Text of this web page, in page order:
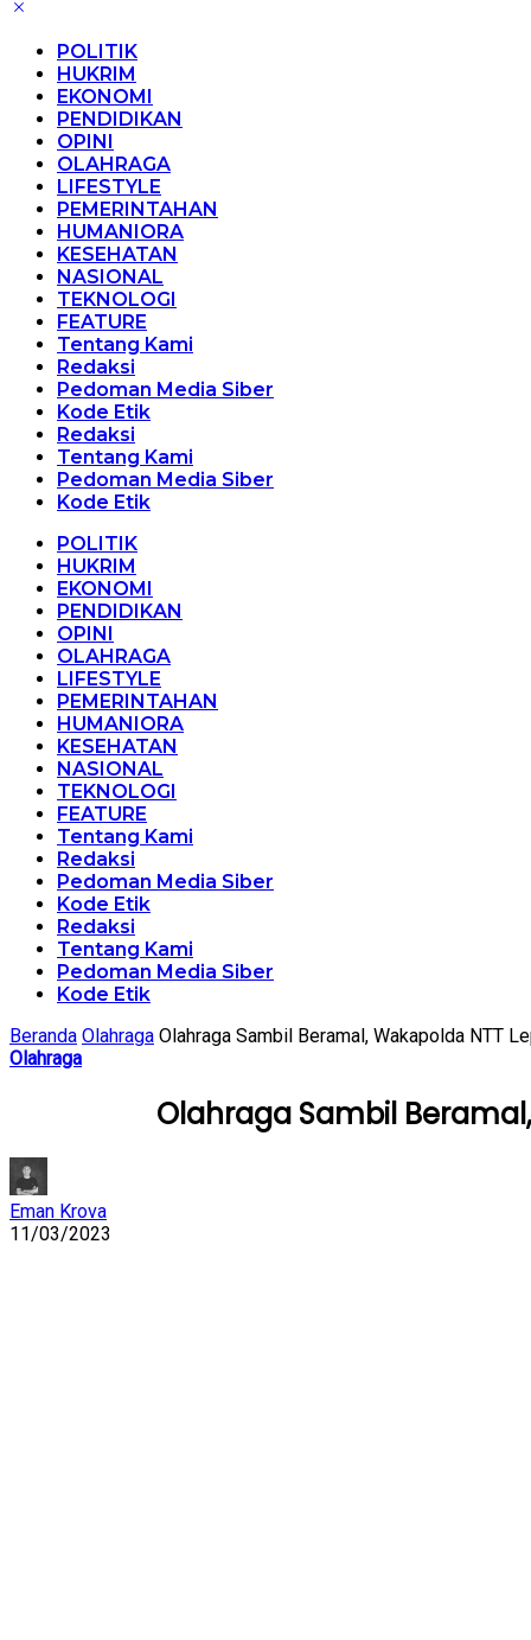
POLITIK
HUKRIM
EKONOMI
PENDIDIKAN
OPINI
OLAHRAGA
LIFESTYLE
PEMERINTAHAN
HUMANIORA
KESEHATAN
NASIONAL
TEKNOLOGI
FEATURE
Tentang Kami
Redaksi
Pedoman Media Siber
Kode Etik
Redaksi
Tentang Kami
Pedoman Media Siber
Kode Etik
POLITIK
HUKRIM
EKONOMI
PENDIDIKAN
OPINI
OLAHRAGA
LIFESTYLE
PEMERINTAHAN
HUMANIORA
KESEHATAN
NASIONAL
TEKNOLOGI
FEATURE
Tentang Kami
Redaksi
Pedoman Media Siber
Kode Etik
Redaksi
Tentang Kami
Pedoman Media Siber
Kode Etik
Beranda Olahraga Olahraga Sambil Beramal, Wakapolda NTT
Olahraga
Olahraga Sambil
Eman Krova
11/03/2023